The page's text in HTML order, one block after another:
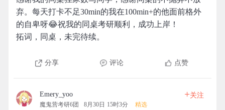
弃。每天打卡不足30min的我在100min+的他面前格外
的自卑呀😂祝我的同桌考研顺利，成功上岸！
拓词，同桌，未完待续。
分享 评论 点赞
Emery_yoo
魔鬼营考研6团 8月30日 15时3分 精选
+关注